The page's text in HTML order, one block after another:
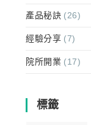
產品秘訣 (26)
經驗分享 (7)
院所開業 (17)
標籤